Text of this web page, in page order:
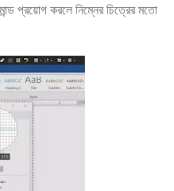
প্রয়োগ করলে নিম্নের চিত্রের মতো